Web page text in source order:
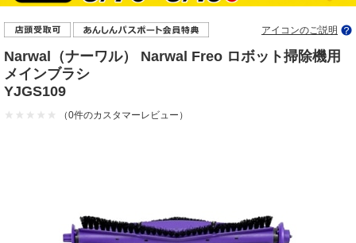
アイコンのご説明
Narwal（ナーワル） Narwal Freo ロボット掃除機用
メインブラシ
YJGS109
（0件のカスタマーレビュー）